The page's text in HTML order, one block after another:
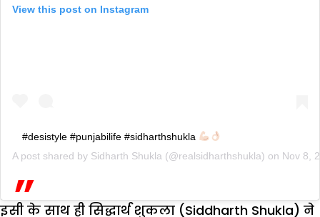
View this post on Instagram
#desistyle #punjabilife #sidharthshukla
A post shared by Sidharth Shukla (@realsidharthshukla) on Nov 8,
इसी के साथ ही सिद्धार्थ शुकला (Siddharth Shukla) ने